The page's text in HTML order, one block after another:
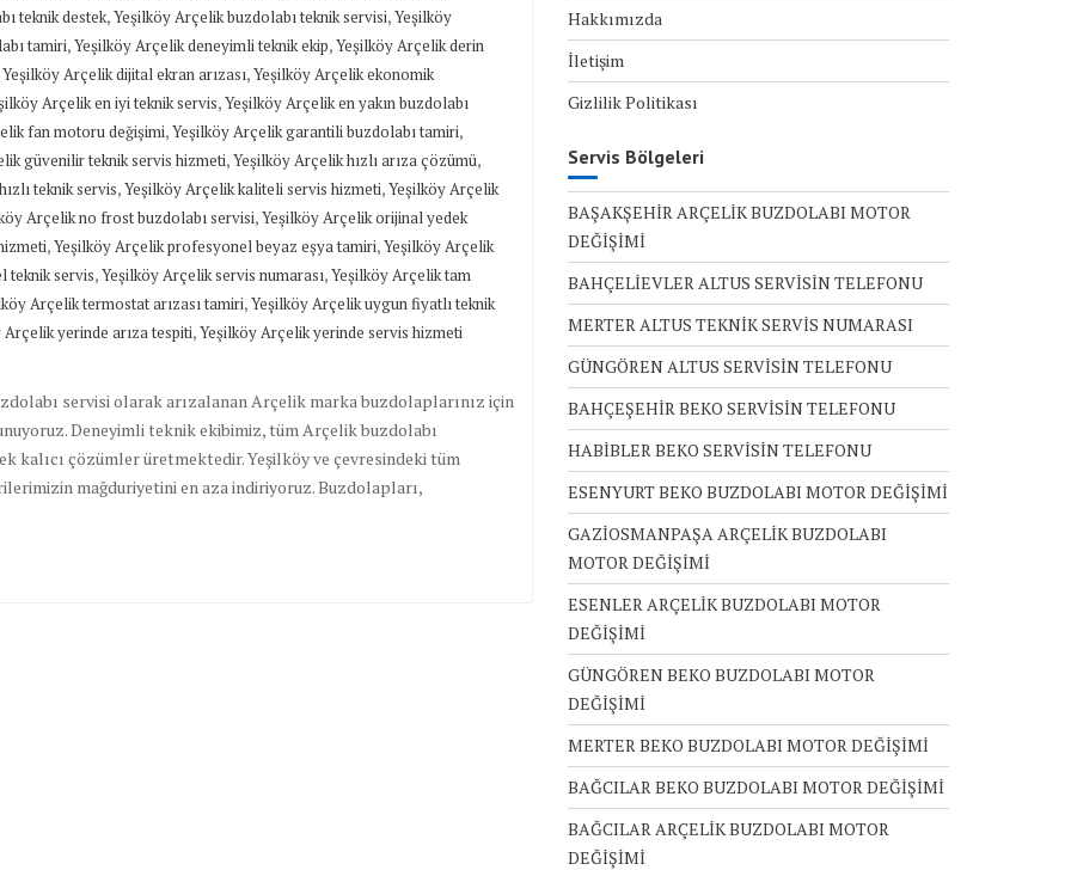
teknik destek,Yeşilköy Arçelik buzdolabı teknik servisi,Yeşilköy
tamiri,Yeşilköy Arçelik deneyimli teknik ekip,Yeşilköy Arçelik derin
Yeşilköy Arçelik dijital ekran arızası,Yeşilköy Arçelik ekonomik
Arçelik en iyi teknik servis,Yeşilköy Arçelik en yakın buzdolabı
fan motoru değişimi,Yeşilköy Arçelik garantili buzdolabı tamiri,
güvenilir teknik servis hizmeti,Yeşilköy Arçelik hızlı arıza çözümü,
teknik servis,Yeşilköy Arçelik kaliteli servis hizmeti,Yeşilköy Arçelik
Arçelik no frost buzdolabı servisi,Yeşilköy Arçelik orijinal yedek
,Yeşilköy Arçelik profesyonel beyaz eşya tamiri,Yeşilköy Arçelik
teknik servis,Yeşilköy Arçelik servis numarası,Yeşilköy Arçelik tam
Arçelik termostat arızası tamiri,Yeşilköy Arçelik uygun fiyatlı teknik
Arçelik yerinde arıza tespiti,Yeşilköy Arçelik yerinde servis hizmeti
servisi olarak arızalanan Arçelik marka buzdolaplarınız için
Deneyimli teknik ekibimiz, tüm Arçelik buzdolabı
kalıcı çözümler üretmektedir. Yeşilköy ve çevresindeki tüm
mağduriyetini en aza indiriyoruz. Buzdolapları,
Hakkımızda
İletişim
Gizlilik Politikası
Servis Bölgeleri
BAŞAKŞEHİR ARÇELİK BUZDOLABI MOTOR
DEĞİŞİMİ
BAHÇELİEVLER ALTUS SERVİSİN TELEFONU
MERTER ALTUS TEKNİK SERVİS NUMARASI
GÜNGÖREN ALTUS SERVİSİN TELEFONU
BAHÇEŞEHİR BEKO SERVİSİN TELEFONU
HABİBLER BEKO SERVİSİN TELEFONU
ESENYURT BEKO BUZDOLABI MOTOR DEĞİŞİMİ
GAZİOSMANPAŞA ARÇELİK BUZDOLABI
MOTOR DEĞİŞİMİ
ESENLER ARÇELİK BUZDOLABI MOTOR
DEĞİŞİMİ
GÜNGÖREN BEKO BUZDOLABI MOTOR
DEĞİŞİMİ
MERTER BEKO BUZDOLABI MOTOR DEĞİŞİMİ
BAĞCILAR BEKO BUZDOLABI MOTOR DEĞİŞİMİ
BAĞCILAR ARÇELİK BUZDOLABI MOTOR
DEĞİŞİMİ